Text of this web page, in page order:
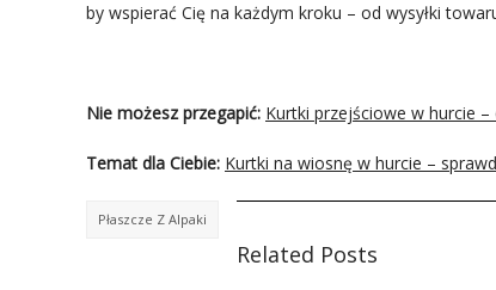
by wspierać Cię na każdym kroku – od wysyłki
Nie możesz przegapić: Kurtki przejściowe w hurcie
Temat dla Ciebie: Kurtki na wiosnę w hurcie –
Płaszcze Z Alpaki
Related Posts